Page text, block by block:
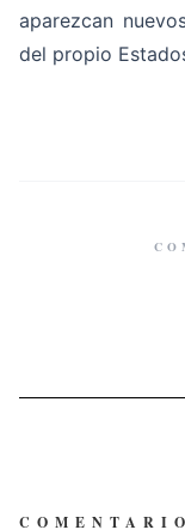
aparezcan
del propio